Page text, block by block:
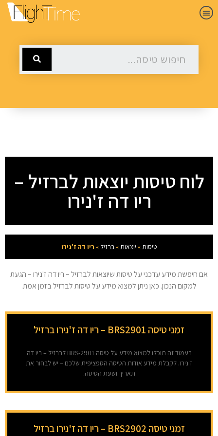
לוח טיסות יוצאות לברזיל –
ריו דה ז'נירו
טיסות » יוצאות » ברזיל » ריו דה ז'נירו
אם חיפשת מידע עדכני על טיסות שיוצאות לברזיל – ריו דה ז'נירו – הגעת
למקום הנכון. כאן ניתן למצוא מידע על טיסות לברזיל בזמן אמת.
זמני טיסה BRS2901 – ריו דה ז'נירו ברזיל
בעמוד זה תוכלו למצוא מידע על טיסה BRS-2901 לברזיל – ריו דה
ז'נירו. לקבלת מידע אודות הטיסה הספציפית שלכם – יש לבחור את
תאריך ושעת הטיסה.
זמני טיסה BRS2902 – ריו דה ז'נירו ברזיל